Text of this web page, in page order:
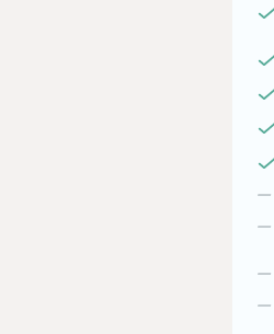
–
–
–
–